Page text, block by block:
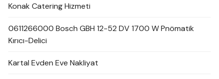
Konak Catering Hizmeti
0611266000 Bosch GBH 12-52 DV 1700 W Pnömatik
Kırıcı-Delici
Kartal Evden Eve Nakliyat